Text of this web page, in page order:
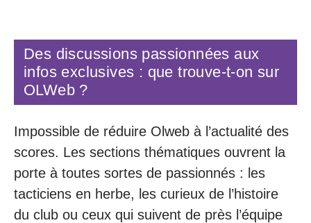
Des discussions passionnées aux
infos exclusives : que trouve-t-on sur
OLWeb ?
Impossible de réduire Olweb à l’actualité des
scores. Les sections thématiques ouvrent la
porte à toutes sortes de passionnés : les
tacticiens en herbe, les curieux de l’histoire
du club ou ceux qui suivent de près l’équipe